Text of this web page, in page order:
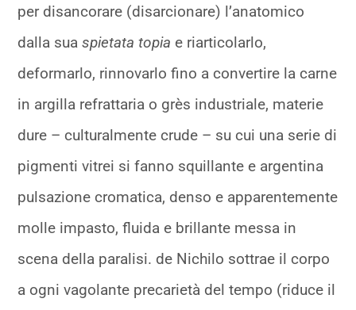
per disancorare (disarcionare) l’anatomico
dalla suaspietata topia e riarticolarlo,
deformarlo, rinnovarlo fino a convertire la carne
in argilla refrattaria o grès industriale, materie
dure – culturalmente crude – su cui una serie di
pigmenti vitrei si fanno squillante e argentina
pulsazione cromatica, denso e apparentemente
molle impasto, fluida e brillante messa in
scena della paralisi. de Nichilo sottrae il corpo
a ogni vagolante precarietà del tempo (riduce il